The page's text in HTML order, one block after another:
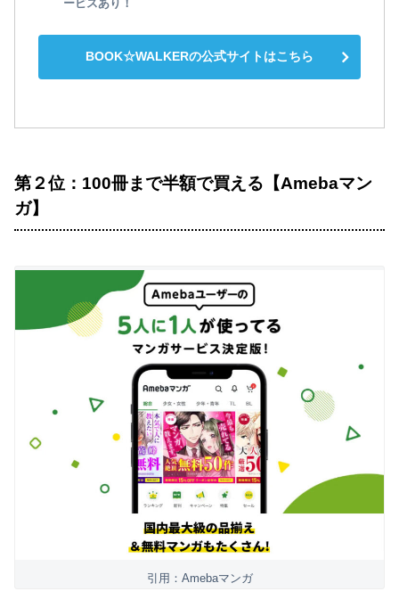
ービスあり！
BOOK☆WALKERの公式サイトはこちら
第２位：100冊まで半額で買える【Amebaマン
ガ】
引用：Amebaマンガ